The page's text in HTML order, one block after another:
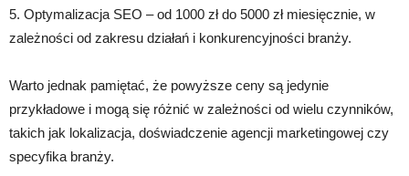
5. Optymalizacja SEO – od 1000 zł do 5000 zł miesięcznie, w
zależności od zakresu działań i konkurencyjności branży.
Warto jednak pamiętać, że powyższe ceny są jedynie
przykładowe i mogą się różnić w zależności od wielu czynników,
takich jak lokalizacja, doświadczenie agencji marketingowej czy
specyfika branży.